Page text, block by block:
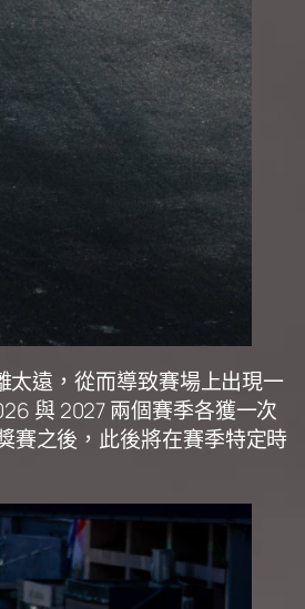
太遠，從而導致賽場上出現一
與 2027 兩個賽季各獲一次
賽之後，此後將在賽季特定時